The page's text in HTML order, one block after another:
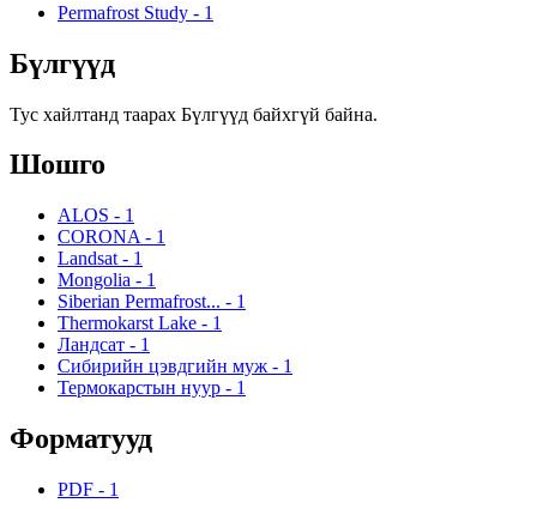
Permafrost Study - 1
Бүлгүүд
Тус хайлтанд таарах Бүлгүүд байхгүй байна.
Шошго
ALOS - 1
CORONA - 1
Landsat - 1
Mongolia - 1
Siberian Permafrost... - 1
Thermokarst Lake - 1
Ландсат - 1
Сибирийн цэвдгийн муж - 1
Термокарстын нуур - 1
Форматууд
PDF - 1